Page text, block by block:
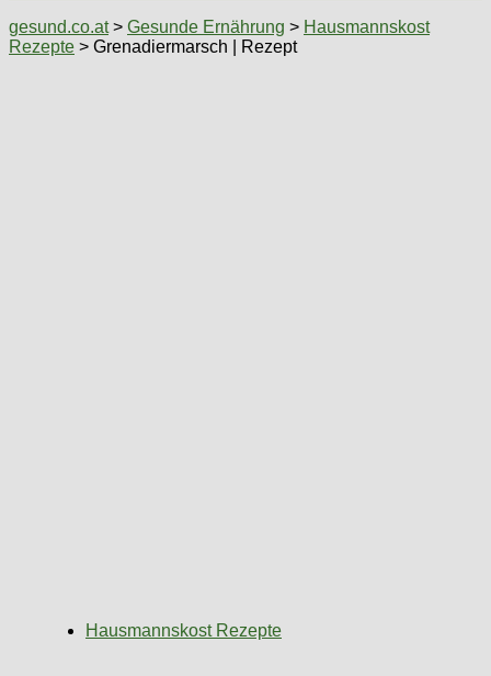
gesund.co.at> Gesunde Ernährung > Hausmannskost
Rezepte > Grenadiermarsch | Rezept
Hausmannskost Rezepte